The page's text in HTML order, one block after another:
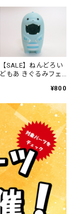
【SALE】ねんどろい
どもあ きぐるみフェ
ずいろきょうりゅう
¥800